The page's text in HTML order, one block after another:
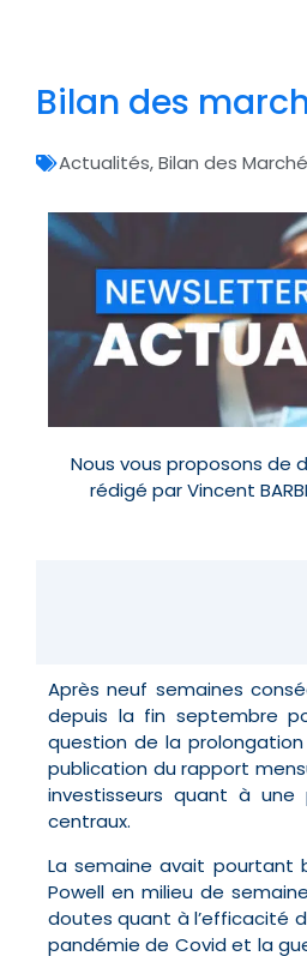
Bilan des
Actualités,Bilan des
Nous vous proposons de
rédigé par Vincent
Après neuf semaines
depuis la fin septembre
question de la
publication du rapport
investisseurs quant à
centraux.
La semaine avait pourtant
Powell en milieu de
doutes quant à l’efficacité
pandémie de Covid et la